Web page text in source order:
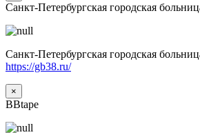
Санкт-Петербургская городская
Санкт-Петербургская городская
https://gb38.ru/
×
BBtape